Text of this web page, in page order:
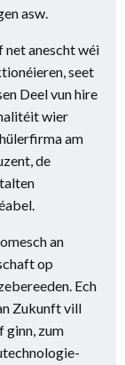
asw.
net anescht wéi
seet
Deel vun hire
wier
am
de
an
op
Ech
Zukunft vill
ginn, zum